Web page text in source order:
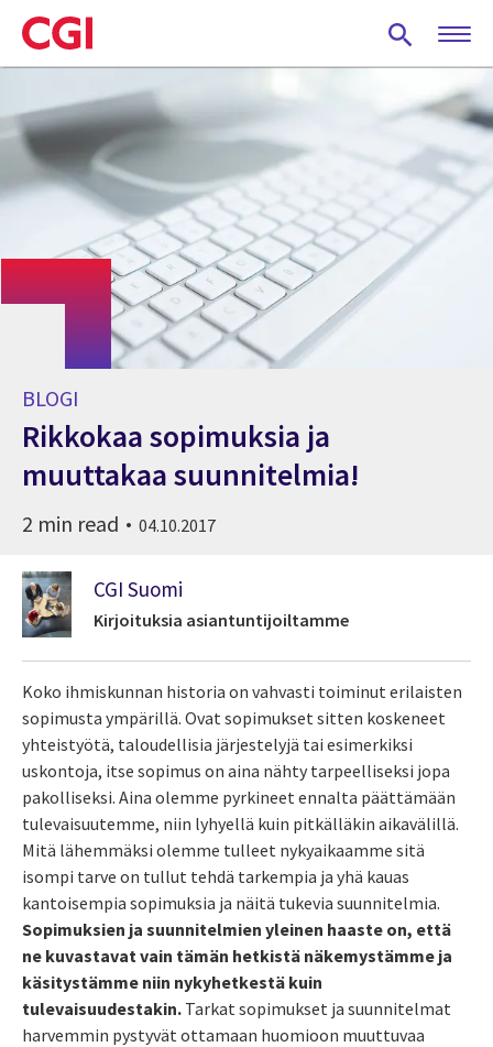
Skip
to
main
BLOGI
Rikkokaa sopimuksia ja
muuttakaa suunnitelmia!
2 min read 04.10.2017
CGI Suomi
Kirjoituksia asiantuntijoiltamme
Koko ihmiskunnan historia on vahvasti toiminut erilaisten
sopimusta ympärillä. Ovat sopimukset sitten koskeneet
yhteistyötä, taloudellisia järjestelyjä tai esimerkiksi
uskontoja, itse sopimus on aina nähty tarpeelliseksi jopa
pakolliseksi. Aina olemme pyrkineet ennalta päättämään
tulevaisuutemme, niin lyhyellä kuin pitkälläkin aikavälillä.
Mitä lähemmäksi olemme tulleet nykyaikaamme sitä
isompi tarve on tullut tehdä tarkempia ja yhä kauas
kantoisempia sopimuksia ja näitä tukevia suunnitelmia.
Sopimuksien ja suunnitelmien yleinen haaste on, että
ne kuvastavat vain tämän hetkistä näkemystämme ja
käsitystämme niin nykyhetkestä kuin
tulevaisuudestakin. Tarkat sopimukset ja suunnitelmat
harvemmin pystyvät ottamaan huomioon muuttuvaa